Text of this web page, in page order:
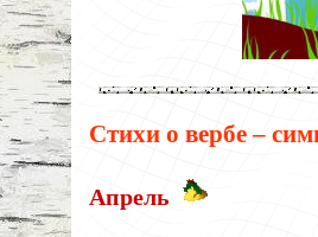
Стихи о вербе –
Апрель